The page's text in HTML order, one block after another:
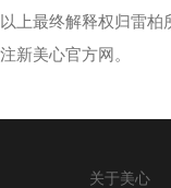
以上最终解释权归雷
注新美心官方网。
关于美心